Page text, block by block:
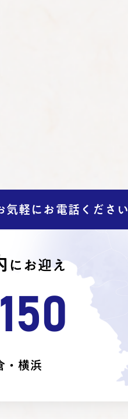
軽にお電話ください
にお迎え
・横浜